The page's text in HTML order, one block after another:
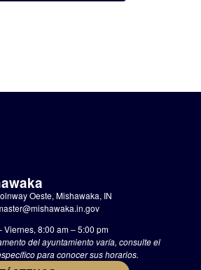
Oeste, Mishawaka, IN
Viernes, 8:00 am – 5:00 pm
del ayuntamiento varía, consulte el
para conocer sus horarios.